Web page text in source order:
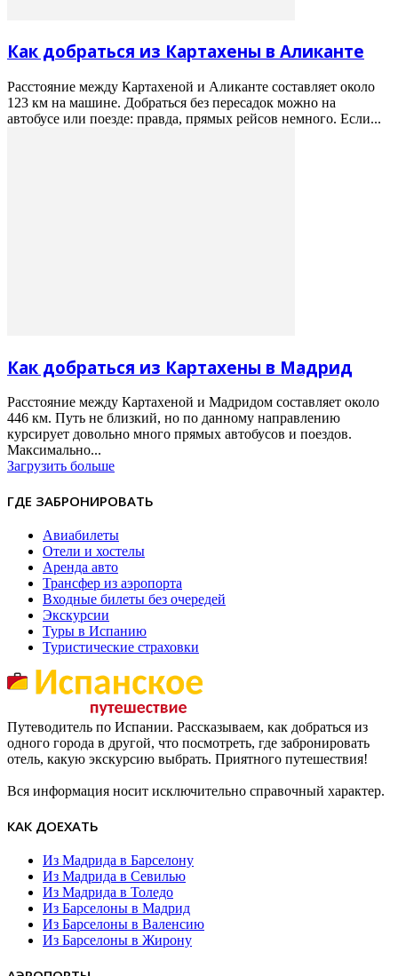
Как добраться из Картахены в Аликанте
Расстояние между Картахеной и Аликанте составляет около
123 км на машине. Добраться без пересадок можно на
автобусе или поезде: правда, прямых рейсов немного. Если...
Как добраться из Картахены в Мадрид
Расстояние между Картахеной и Мадридом составляет около
446 км. Путь не близкий, но по данному направлению
курсирует довольно много прямых автобусов и поездов.
Максимально...
Загрузить больше
ГДЕ ЗАБРОНИРОВАТЬ
Авиабилеты
Отели и хостелы
Аренда авто
Трансфер из аэропорта
Входные билеты без очередей
Экскурсии
Туры в Испанию
Туристические страховки
Путеводитель по Испании. Рассказываем, как добраться из
одного города в другой, что посмотреть, где забронировать
отель, какую экскурсию выбрать. Приятного путешествия!
Вся информация носит исключительно справочный характер.
КАК ДОЕХАТЬ
Из Мадрида в Барселону
Из Мадрида в Севилью
Из Мадрида в Толедо
Из Барселоны в Мадрид
Из Барселоны в Валенсию
Из Барселоны в Жирону